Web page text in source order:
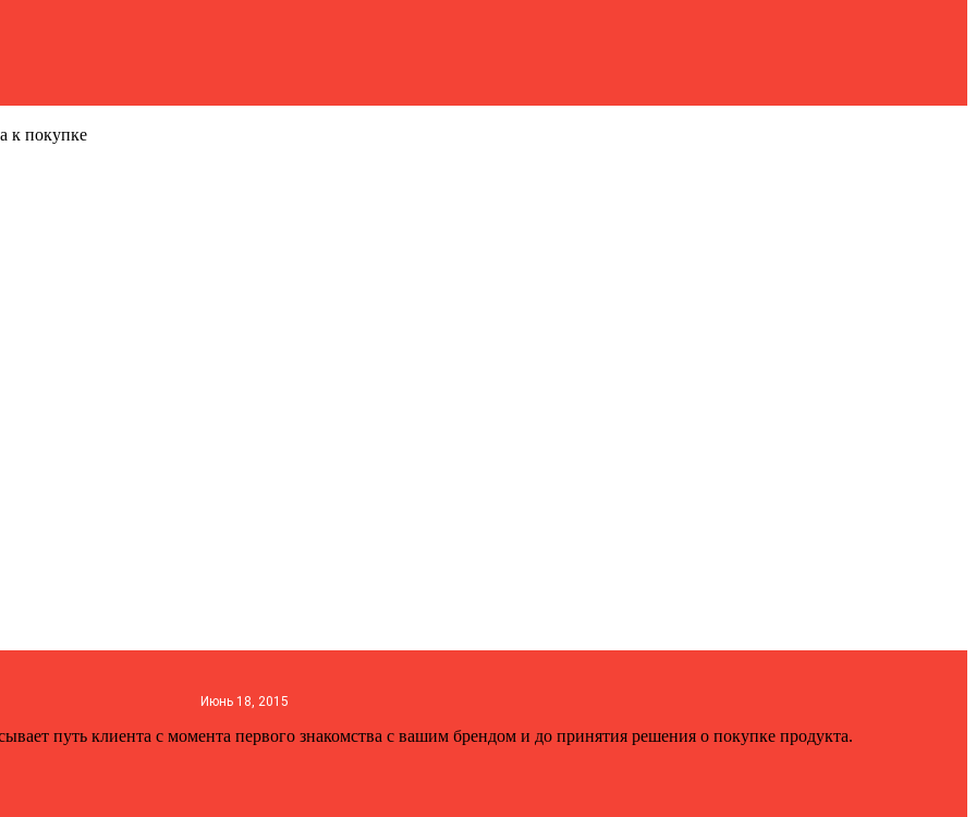
к покупке
Июнь 18, 2015
путь клиента с момента первого знакомства с вашим брендом и до принятия решения о покупке продукта.